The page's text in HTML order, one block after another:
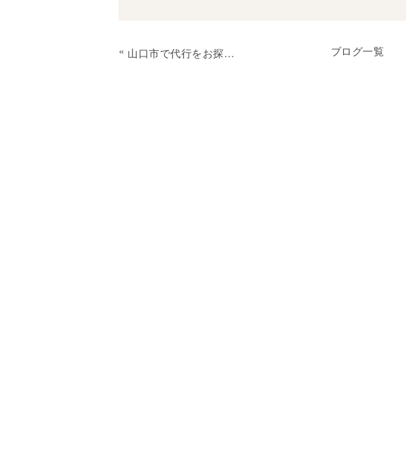
« 山口市で代行をお探しなら「かえる代行」へ ブログ一覧